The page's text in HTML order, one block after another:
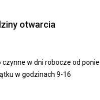
otwarcia
czynne w dni robocze od
w godzinach 9-16